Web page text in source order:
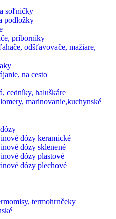
soľničky
podložky
príborníky
odšťavovače, mažiare,
na cesto
cedníky, haluškáre
marinovanie,kuchynské
dózy keramické
dózy sklenené
dózy plastové
dózy plechové
termohrnčeky